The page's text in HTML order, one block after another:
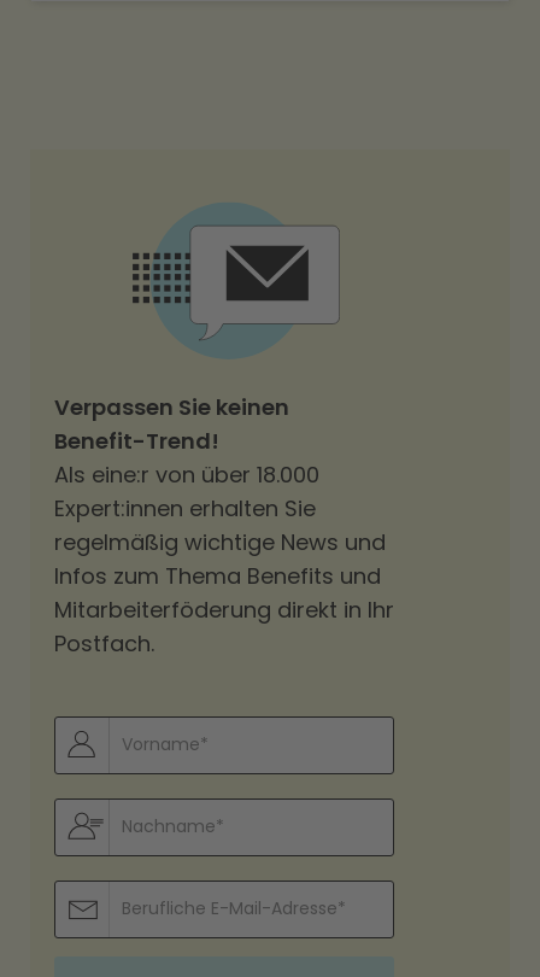
Verpassen Sie keinen
Benefit-Trend!
Als eine:r von über 18.000
Expert:innen erhalten Sie
regelmäßig wichtige News und
Infos zum Thema Benefits und
Mitarbeiterföderung direkt in Ihr
Postfach.